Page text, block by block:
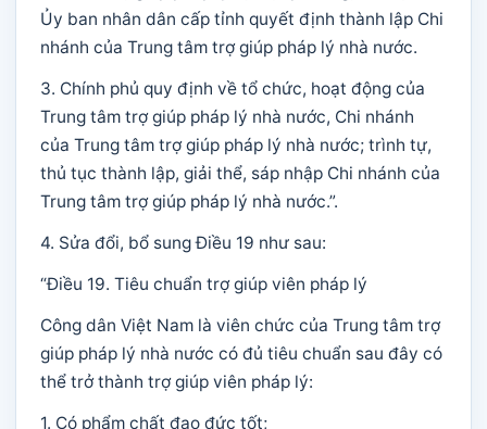
Ủy ban nhân dân cấp tỉnh quyết định thành lập Chi
nhánh của Trung tâm trợ giúp pháp lý nhà nước.
3. Chính phủ quy định về tổ chức, hoạt động của
Trung tâm trợ giúp pháp lý nhà nước, Chi nhánh
của Trung tâm trợ giúp pháp lý nhà nước; trình tự,
thủ tục thành lập, giải thể, sáp nhập Chi nhánh của
Trung tâm trợ giúp pháp lý nhà nước.”.
4. Sửa đổi, bổ sung Điều 19 như sau:
“Điều 19. Tiêu chuẩn trợ giúp viên pháp lý
Công dân Việt Nam là viên chức của Trung tâm trợ
giúp pháp lý nhà nước có đủ tiêu chuẩn sau đây có
thể trở thành trợ giúp viên pháp lý:
1. Có phẩm chất đạo đức tốt;